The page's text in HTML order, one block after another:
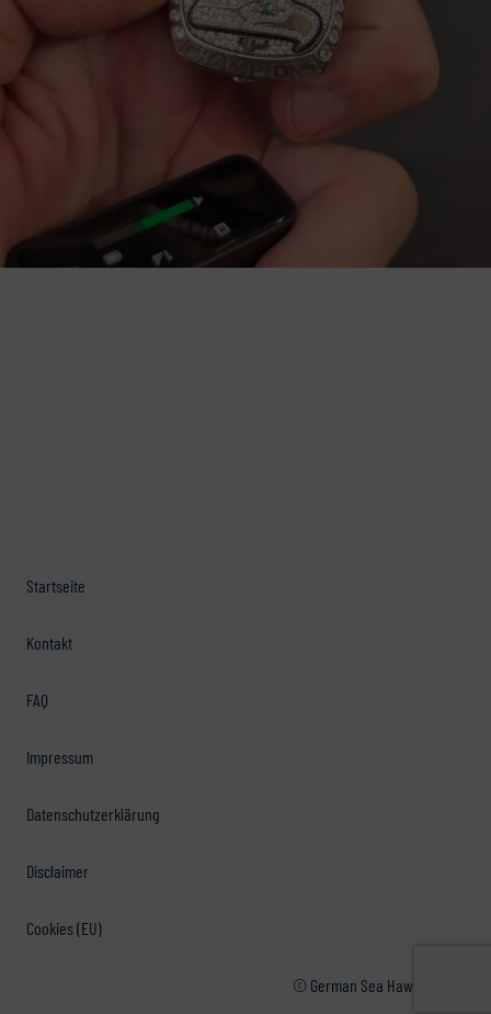
Startseite
Kontakt
FAQ
Impressum
Datenschutzerklärung
Disclaimer
Cookies (EU)
© German Sea Hawkers e.V.